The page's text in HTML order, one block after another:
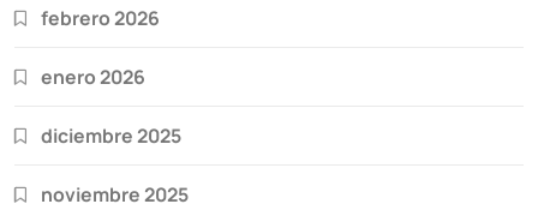
febrero 2026
enero 2026
diciembre 2025
noviembre 2025